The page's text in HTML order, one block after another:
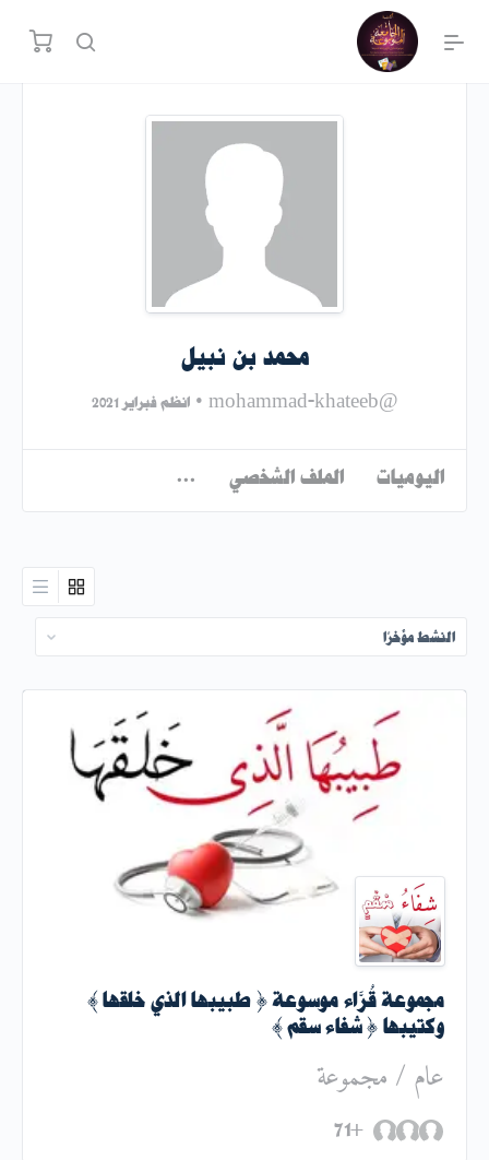
محمد بن نبيل
@mohammad-khateeb
• انظم فبراير 2021
اليوميات الملف الشخصي
الطلب
حسب:
مجموعة قُرَّاء موسوعة { طبيبها الذي خلقها }
وكتيبها { شفاء سقم }
عام/مجموعة
+71